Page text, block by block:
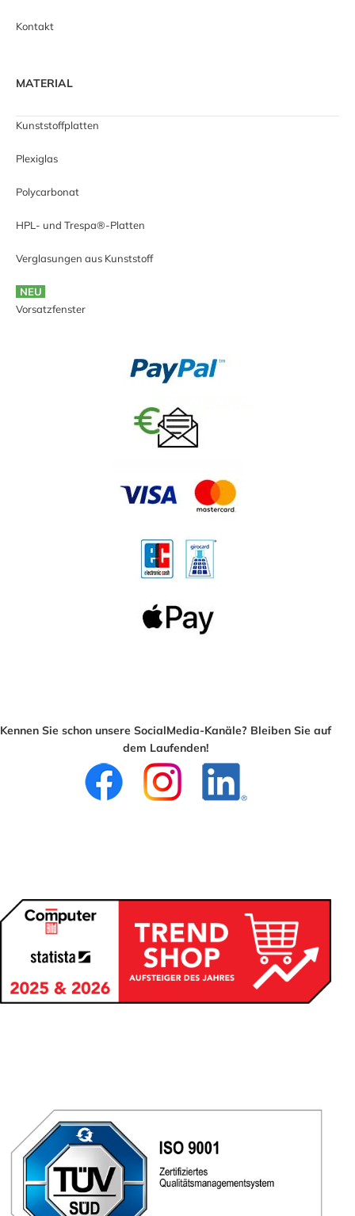
Kontakt
MATERIAL
Kunststoffplatten
Plexiglas
Polycarbonat
HPL- und Trespa®-Platten
Verglasungen aus Kunststoff
NEU
Vorsatzfenster
Kennen Sie schon unsere SocialMedia-Kanäle? Bleiben Sie auf
dem Laufenden!